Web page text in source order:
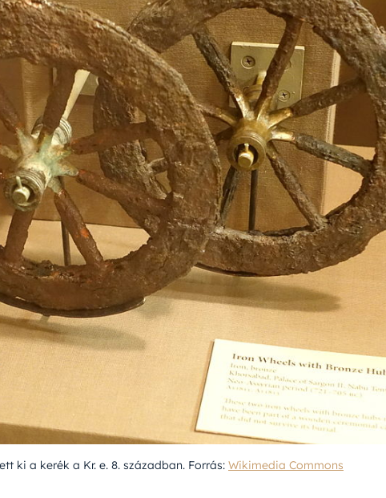
ki a kerék a Kr. e. 8. században. Forrás: Wikimedia Commons